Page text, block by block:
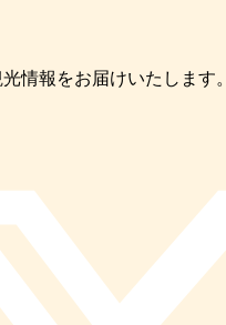
情報をお届けいたします。